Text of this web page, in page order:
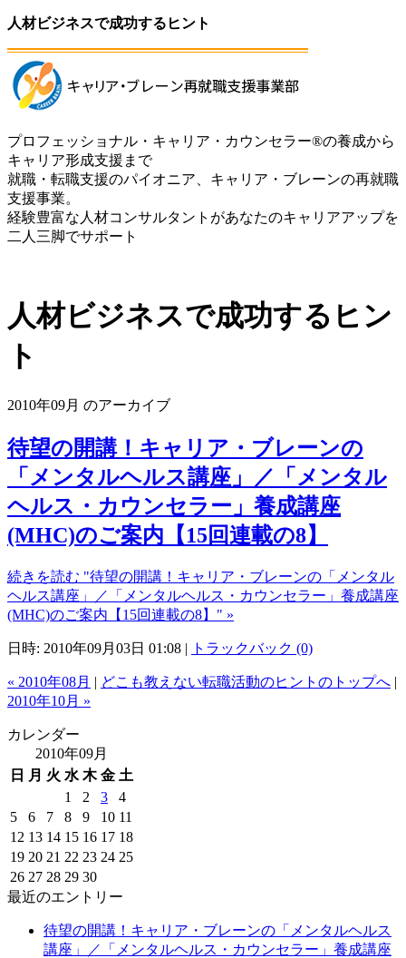
人材ビジネスで成功するヒント
プロフェッショナル・キャリア・カウンセラー®の養成から
キャリア形成支援まで
就職・転職支援のパイオニア、キャリア・ブレーンの再就職
支援事業。
経験豊富な人材コンサルタントがあなたのキャリアアップを
二人三脚でサポート
人材ビジネスで成功するヒン
ト
2010年09月 のアーカイブ
待望の開講！キャリア・ブレーンの
「メンタルヘルス講座」／「メンタル
ヘルス・カウンセラー」養成講座
(MHC)のご案内【15回連載の8】
続きを読む "待望の開講！キャリア・ブレーンの「メンタル
ヘルス講座」／「メンタルヘルス・カウンセラー」養成講座
(MHC)のご案内【15回連載の8】" »
日時: 2010年09月03日 01:08 | トラックバック (0)
« 2010年08月 | どこも教えない転職活動のヒントのトップへ |
2010年10月 »
カレンダー
2010年09月
日
月 火 水 木 金 土
1
2 3
4
5
6 7 8 9 10 11
12 13 14 15 16 17 18
19 20 21 22 23 24 25
26 27 28 29 30
最近のエントリー
待望の開講！キャリア・ブレーンの「メンタルヘルス
講座」／「メンタルヘルス・カウンセラー」養成講座